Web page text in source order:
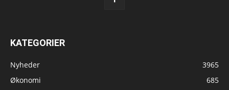
KATEGORIER
Nyheder
3965
Økonomi
685